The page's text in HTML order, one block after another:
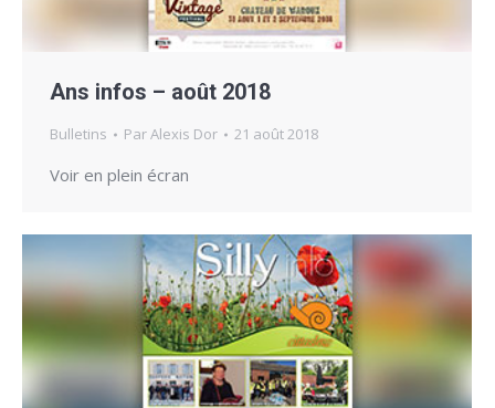
Ans infos – août 2018
Bulletins ParAlexis Dor 21 août 2018
Voir en plein écran